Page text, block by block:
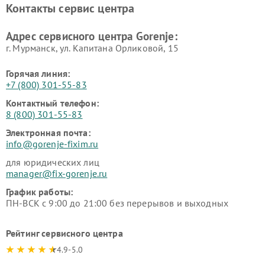
Контакты сервис центра
Адрес сервисного центра Gorenje:
г. Мурманск, ул. Капитана Орликовой, 15
Горячая линия:
+7 (800) 301-55-83
Контактный телефон:
8 (800) 301-55-83
Электронная почта:
info@gorenje-fixim.ru
для юридических лиц
manager@fix-gorenje.ru
График работы:
ПН-ВСК с 9:00 до 21:00 без перерывов и выходных
Рейтинг сервисного центра
4.9-5.0